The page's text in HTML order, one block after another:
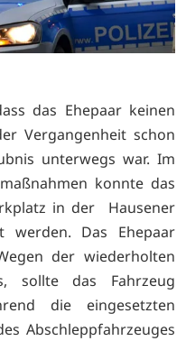
das Ehepaar keinen
Vergangenheit schon
unterwegs war. Im
konnte das
in der Hausener
werden. Das Ehepaar
der wiederholten
sollte das Fahrzeug
die eingesetzten
Abschleppfahrzeuges